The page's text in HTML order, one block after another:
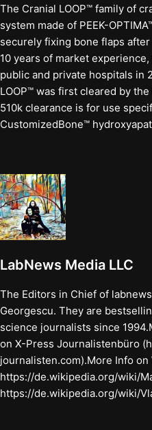
The Cranial LOOP™ family of
system made of PEEK-
securely fixing bone flaps
10 years of market
public and private hospitals in
LOOP™ was first cleared by
510k clearance is for use
CustomizedBone™
LabNews Media LLC
The Editors in Chief of
Georgescu. They are
science journalists since
on X-Press Journalistenbüro
journalisten.com).More Info
https://de.wikipedia.org/wiki/
https://de.wikipedia.org/wiki/